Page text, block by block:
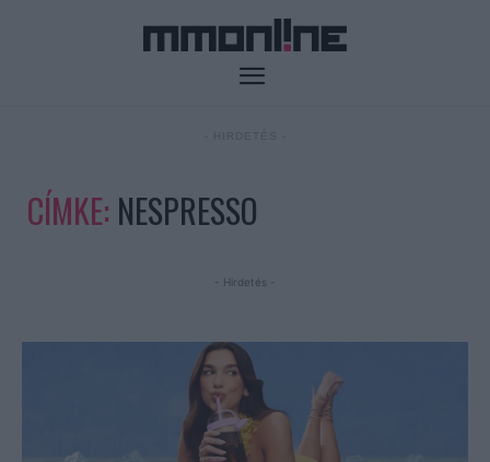
CÍMKE: NESPRESSO
- Hirdetés -